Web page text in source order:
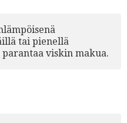
tai pienellä
viskin makua.